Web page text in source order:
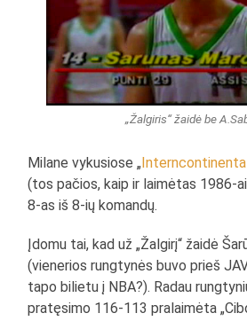
„Žalgiris“ žaidė be
Milane vykusiose „
(tos pačios, kaip ir laimėtas 1986-
8-as iš 8-ių komandų.
Įdomu tai, kad už „Žalgirį“ žaidė
(vienerios rungtynės buvo prieš
tapo bilietu į NBA?). Radau
pratęsimo 116-113 pralaimėta